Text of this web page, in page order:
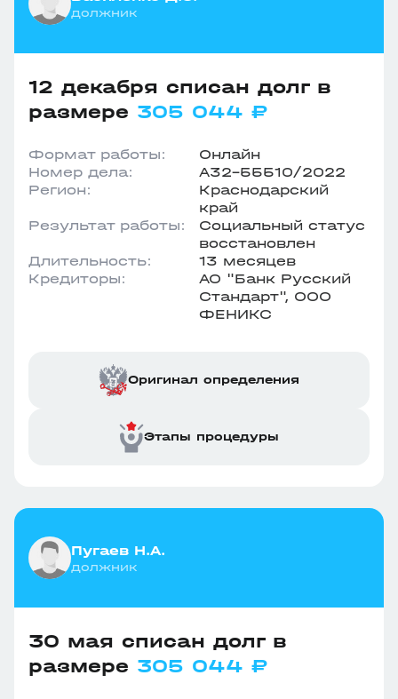
должник
12 декабря списан долг в
размере 305 044 ₽
Формат работы:
Онлайн
Номер дела:
А32-55510/2022
Регион:
Краснодарский
край
Результат работы:
Социальный статус
восстановлен
Длительность:
13 месяцев
Кредиторы:
АО "Банк Русский
Стандарт", ООО
ФЕНИКС
Оригинал определения
Этапы процедуры
Пугаев Н.А.
должник
30 мая списан долг в
размере 305 044 ₽